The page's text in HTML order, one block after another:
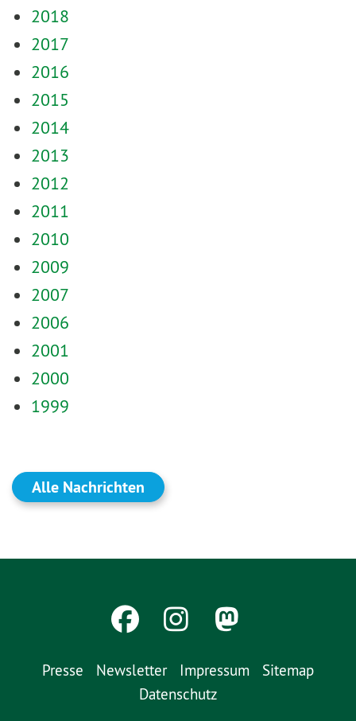
2018
2017
2016
2015
2014
2013
2012
2011
2010
2009
2007
2006
2001
2000
1999
Alle Nachrichten
Presse Newsletter Impressum
Sitemap
Datenschutz